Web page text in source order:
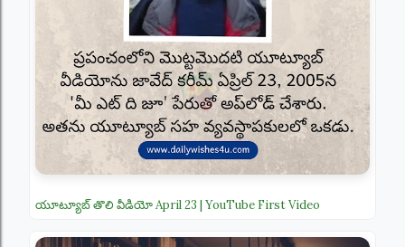
యూట్యూబ్ తొలి వీడియో April 23 | YouTube First Video